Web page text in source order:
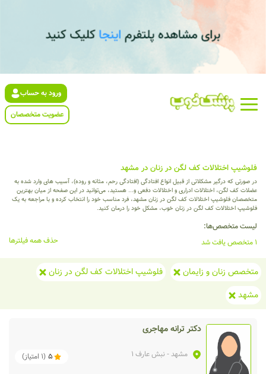
ورود به حساب
عضویت متخصصان
فلوشیپ اختلالات کف لگن در زنان در مشهد
در صورتی که درگیر مشکلاتی از قبیل انواع افتادگی (افتادگی رحم، مثانه و روده)، آسیب های وارد شده به
عضلات کف لگن، اختلالات ادراری و اختلالات دفعی و... هستید، می‌توانید در این صفحه از میان بهترین
متخصصان فلوشیپ اختلالات کف لگن در زنان مشهد، فرد مناسب خود را انتخاب کرده و با مراجعه به یک
فلوشیپ اختلالات کف لگن در زنان خوب، مشکل خود را درمان کنید.
لیست متخصص‌ها:
1 متخصص یافت شد
حذف همه فیلترها
متخصص زنان و زایمان
فلوشیپ اختلالات کف لگن در زنان
مشهد
دکتر ترانه مهاجری
مشهد- نبش عارف 1 5
(
1 امتیاز)